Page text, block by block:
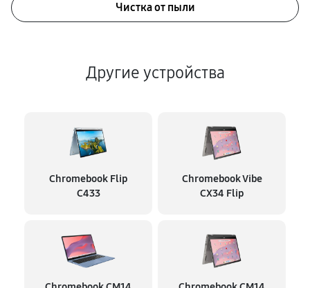
Чистка от пыли
Другие устройства
Chromebook Flip
C433
Chromebook Vibe
CX34 Flip